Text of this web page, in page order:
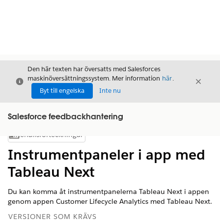
Stäng
Den här texten har översatts med Salesforces
maskinöversättningssystem. Mer information här.
Byt till engelska
Inte nu
Stäng
Salesforce feedbackhantering
Visa innehållsförteckning
Innehållsförteckningar
Instrumentpaneler i app med
Tableau Next
Du kan komma åt instrumentpanelerna Tableau Next i appen
genom appen Customer Lifecycle Analytics med Tableau Next.
VERSIONER SOM KRÄVS